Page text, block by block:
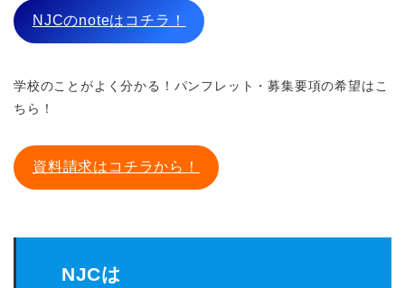
NJCのnoteはコチラ！
学校のことがよく分かる！パンフレット・募集要項の希望はこ
ちら！
資料請求はコチラから！
NJCは